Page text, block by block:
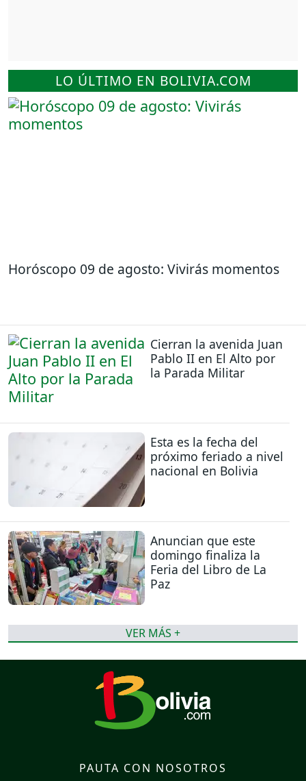
LO ÚLTIMO EN BOLIVIA.COM
Horóscopo 09 de agosto: Vivirás momentos
Cierran la avenida Juan
Pablo II en El Alto por
la Parada Militar
Esta es la fecha del
próximo feriado a nivel
nacional en Bolivia
Anuncian que este
domingo finaliza la
Feria del Libro de La
Paz
VER MÁS +
PAUTA CON NOSOTROS